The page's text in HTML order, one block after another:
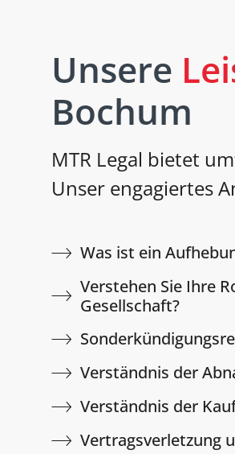
Unsere
Bochum
MTR Legal bietet
Unser engagiertes
Was ist ein
Verstehen Sie Ihre
Gesellschaft?
Verständnis der
Verständnis der
Vertragsverletzung